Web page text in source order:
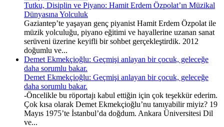
Tutku, Disiplin ve Piyano: Hamit Erdem Özpolat’ın Müzikal
Dünyasına Yolculuk
Gaziantep’te yaşayan genç piyanist Hamit Erdem Özpolat ile
müzik yolculuğu, piyano eğitimi ve hayallerine uzanan sanat
serüveni üzerine keyifli bir sohbet gerçekleştirdik. 2012
doğumlu ve...
Demet Ekmekçioğlu: Geçmişi anlayan bir çocuk, geleceğe
daha sorumlu bakar.
Demet Ekmekçioğlu: Geçmişi anlayan bir çocuk, geleceğe
daha sorumlu bakar.
-Öncelikle bu röportajı kabul ettiğin için çok teşekkür ederim.
Çok kısa olarak Demet Ekmekçioğlu’nu tanıyabilir miyiz? 19
Mayıs 1975’te İstanbul’da doğdum. Ankara Üniversitesi Dil
ve...